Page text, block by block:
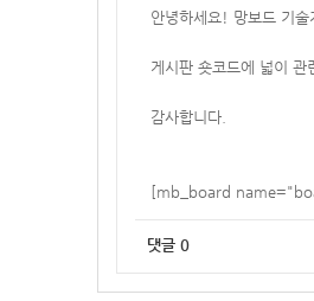
안녕하세요! 망보드 기술
게시판 숏코드에 넓이 관
감사합니다.
[mb_board
댓글 0